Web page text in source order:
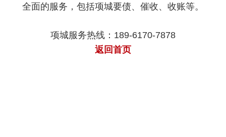
全面的服务，包括项城要债、催收、收账等。
项城服务热线：189-6170-7878
返回首页